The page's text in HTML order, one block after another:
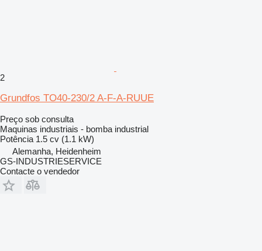
2
Grundfos TO40-230/2 A-F-A-RUUE
Preço sob consulta
Maquinas industriais - bomba industrial
Potência 1.5 cv (1.1 kW)
Alemanha, Heidenheim
GS-INDUSTRIESERVICE
Contacte o vendedor